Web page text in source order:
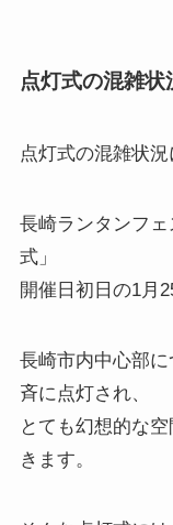
点灯式の混雑状
点灯式の混雑状況
長崎ランタンフ
式」
開催日初日の1月
長崎市内中心部
斉に点灯され、
とても幻想的な
きます。